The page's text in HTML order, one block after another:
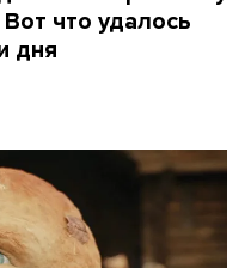
что удалось
дня